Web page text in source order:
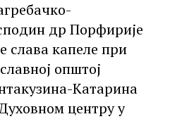
др Порфирије
слава капеле при
општој
Катарина
центру у